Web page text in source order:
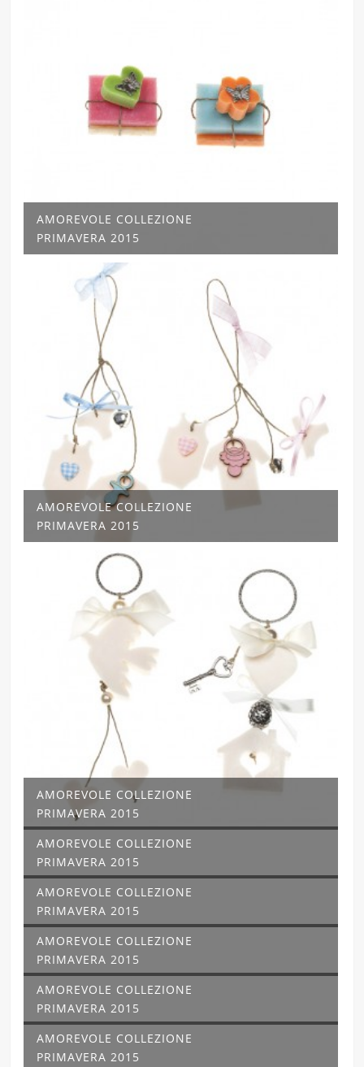
AMOREVOLE COLLEZIONE
PRIMAVERA 2015
AMOREVOLE COLLEZIONE
PRIMAVERA 2015
AMOREVOLE COLLEZIONE
PRIMAVERA 2015
AMOREVOLE COLLEZIONE
PRIMAVERA 2015
AMOREVOLE COLLEZIONE
PRIMAVERA 2015
AMOREVOLE COLLEZIONE
PRIMAVERA 2015
AMOREVOLE COLLEZIONE
PRIMAVERA 2015
AMOREVOLE COLLEZIONE
PRIMAVERA 2015